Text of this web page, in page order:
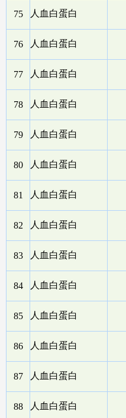
75 人血白蛋白
76 人血白蛋白
77 人血白蛋白
78 人血白蛋白
79 人血白蛋白
80 人血白蛋白
81 人血白蛋白
82 人血白蛋白
83 人血白蛋白
84 人血白蛋白
85 人血白蛋白
86 人血白蛋白
87 人血白蛋白
88 人血白蛋白